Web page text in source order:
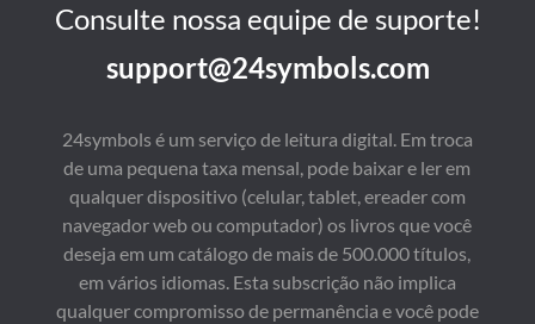
Consulte nossa equipe de suporte!
support@24symbols.com
24symbols é um serviço de leitura digital. Em troca
de uma pequena taxa mensal, pode baixar e ler em
qualquer dispositivo (celular, tablet, ereader com
navegador web ou computador) os livros que você
deseja em um catálogo de mais de 500.000 títulos,
em vários idiomas. Esta subscrição não implica
qualquer compromisso de permanência e você pode